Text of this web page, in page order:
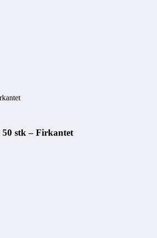
stk – Firkantet